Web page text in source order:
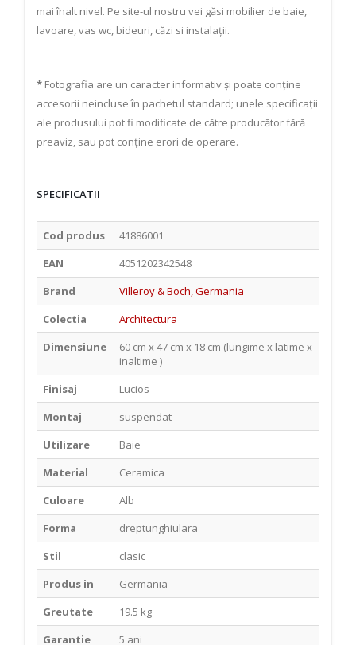
mai înalt nivel. Pe site-ul nostru vei găsi mobilier de baie,
lavoare, vas wc, bideuri, căzi si instalații.
* Fotografia are un caracter informativ și poate conține
accesorii neincluse în pachetul standard; unele specificații
ale produsului pot fi modificate de către producător fără
preaviz, sau pot conține erori de operare.
SPECIFICATII
Cod produs
41886001
EAN
4051202342548
Brand
Villeroy & Boch, Germania
Colectia
Architectura
Dimensiune
60 cm x 47 cm x 18 cm (lungime x latime x
inaltime )
Finisaj
Lucios
Montaj
suspendat
Utilizare
Baie
Material
Ceramica
Culoare
Alb
Forma
dreptunghiulara
Stil
clasic
Produs in
Germania
Greutate
19.5 kg
Garantie
5 ani